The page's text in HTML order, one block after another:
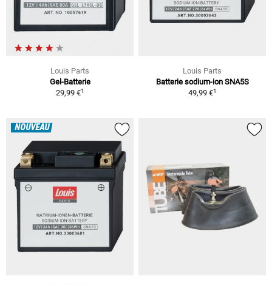
Louis Parts
Gel-Batterie
29,99 €1
Louis Parts
Batterie sodium-ion SNA5S
49,99 €1
NOUVEAU